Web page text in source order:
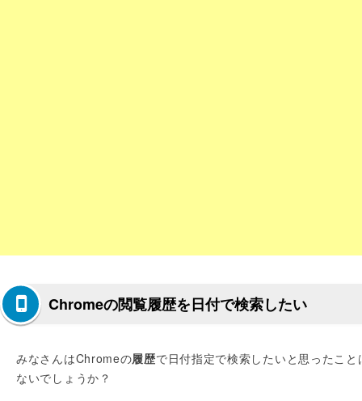
Chromeの閲覧履歴を日付で検索したい
みなさんはChromeの履歴で日付指定で検索したいと思ったこと
ないでしょうか？